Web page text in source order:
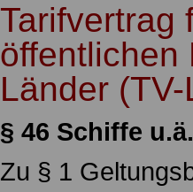
Tarifvertrag
öffentlichen
Länder
§ 46 Schiffe
Zu § 1